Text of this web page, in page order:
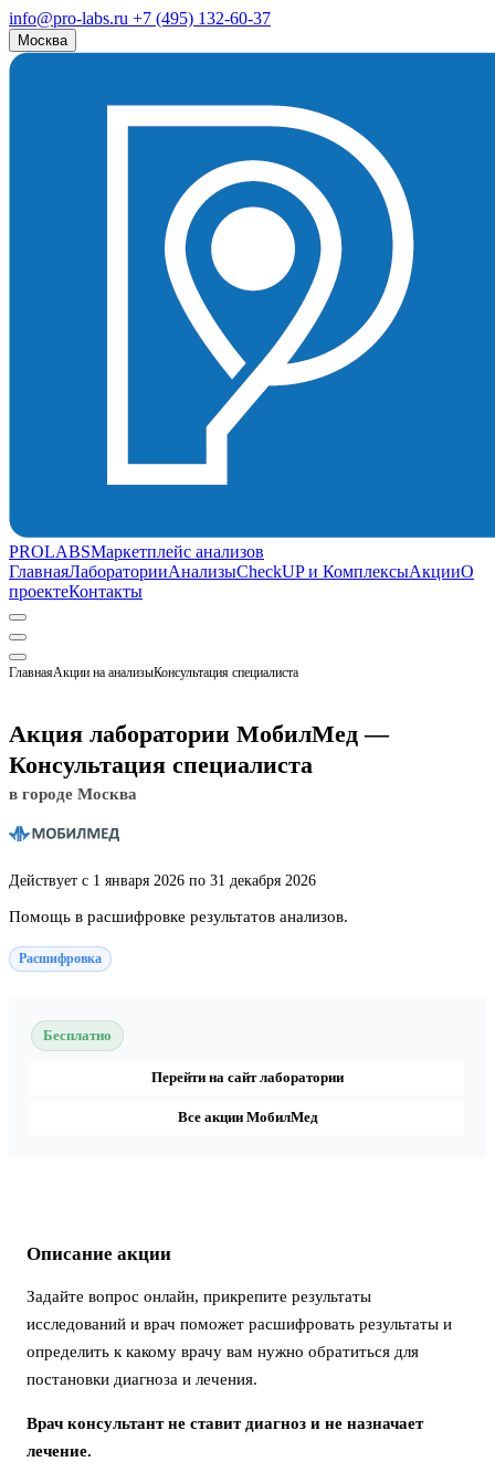
info@pro-labs.ru +7 (495) 132-60-37
Москва
PROLABSМаркетплейс анализов
ГлавнаяЛабораторииАнализыCheckUP и КомплексыАкцииО
проектеКонтакты
ГлавнаяАкции на анализыКонсультация специалиста
Акция лаборатории МобилМед —
Консультация специалиста
в городе Москва
Действует с 1 января 2026 по 31 декабря 2026
Помощь в расшифровке результатов анализов.
Расшифровка
Бесплатно
Перейти на сайт лаборатории
Все акции МобилМед
Описание акции
Задайте вопрос онлайн, прикрепите результаты
исследований и врач поможет расшифровать результаты и
определить к какому врачу вам нужно обратиться для
постановки диагноза и лечения.
Врач консультант не ставит диагноз и не назначает
лечение.